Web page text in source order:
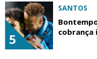
5
SANTOS
cobrança